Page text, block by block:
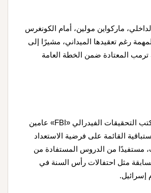
ماركواين مولين، أمام الكونغرس
رغم تعقيدها الميداني، مشيرًا إلى
ترمب المعتادة ضمن الخطة العامة
من جانبه، أمضى مكتب التحقيقات الفيدرالي «FBI» عامين
القائمة على فرضية الاستعداد
مستفيدًا من الدروس المستفادة من
مثل احتفالات رأس السنة في
إسرائيل.